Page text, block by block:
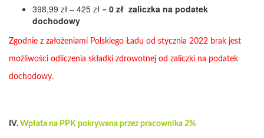
398,99 zł – 425 zł = 0 zł zaliczka na podatek
dochodowy
Zgodnie z założeniami Polskiego Ładu od stycznia 2022 brak jest
możliwości odliczenia składki zdrowotnej od zaliczki na podatek
dochodowy.
IV. Wpłata na PPK pokrywana przez pracownika 2%